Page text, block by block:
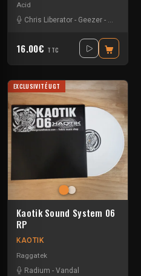
Acid
Chris Liberator - Geezer - Squat Dom
16.00€ TTC
EXCLUSIVITÉ UGT
Kaotik Sound System 06
RP
KAOTIK
Raggatek
Radium - Vandal